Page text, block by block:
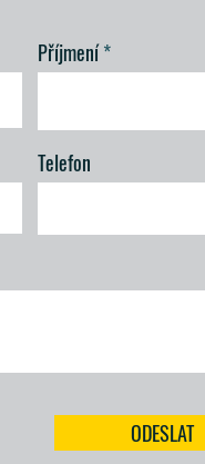
Příjmení
Telefon
ODESLAT